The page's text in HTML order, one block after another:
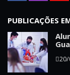
PUBLICAÇÕES